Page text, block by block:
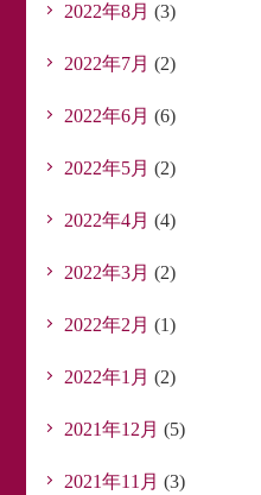
2022年8月 (3)
2022年7月 (2)
2022年6月 (6)
2022年5月 (2)
2022年4月 (4)
2022年3月 (2)
2022年2月 (1)
2022年1月 (2)
2021年12月 (5)
2021年11月 (3)